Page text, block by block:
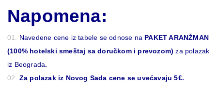
Napomena:
Navedene cene iz tabele se odnose na PAKET ARANŽMAN
(100% hotelski smeštaj sa doručkom i prevozom)za polazak
iz Beograda.
Za polazak iz Novog Sada cene se uvećavaju 5€.